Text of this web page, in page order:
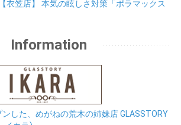
衣笠店】 本気の眩しさ対策「ポラマックス
Information
した、めがねの荒木の姉妹店 GLASSTORY